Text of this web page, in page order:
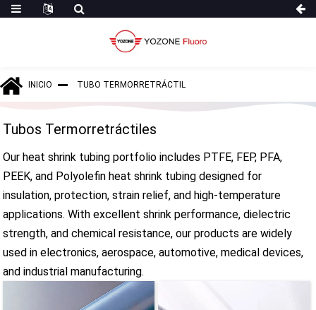
INICIO TUBO TERMORRETRÁCTIL
Tubos Termorretráctiles
Our heat shrink tubing portfolio includes PTFE, FEP, PFA,
PEEK, and Polyolefin heat shrink tubing designed for
insulation, protection, strain relief, and high-temperature
applications. With excellent shrink performance, dielectric
strength, and chemical resistance, our products are widely
used in electronics, aerospace, automotive, medical devices,
and industrial manufacturing.